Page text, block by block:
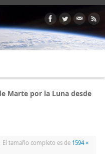
Marte por la Luna desde
El tamaño completo es de 1594 ×